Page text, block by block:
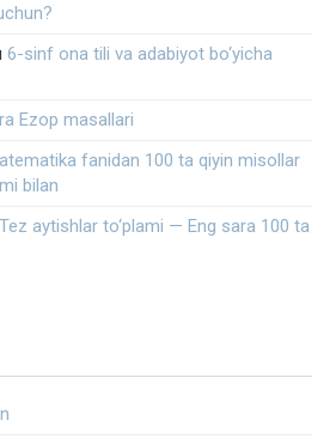
6-sinf ona tili va adabiyot bo‘yicha
Ezop masallari
fanidan 100 ta qiyin misollar
bilan
Tez aytishlar to‘plami — Eng sara 100 ta